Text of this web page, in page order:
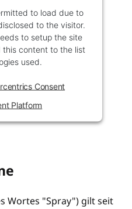
to load due to
to the visitor.
to setup the site
content to the list
used.
Consent
Platform
Wortes "Spray") gilt seit